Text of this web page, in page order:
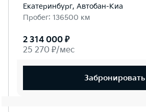
Екатеринбург, Автобан-Киа
Пробег: 136500 км
2 314 000 ₽
25 270 ₽/мес
Забронировать